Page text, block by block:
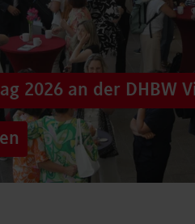
2026 an der DHBW
– und dennoch eine